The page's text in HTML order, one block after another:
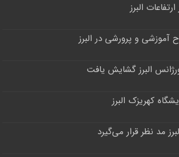
البرز
آموزشی و پرورشی در البرز
البرز گشایش یافت
کهریزک البرز
مد نظر قرار می‌گیرد